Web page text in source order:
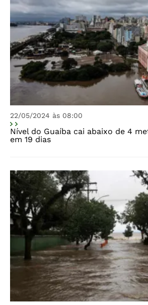
22/05/2024 às 08:00
Nível do Guaíba cai abaixo de 4
em 19 dias